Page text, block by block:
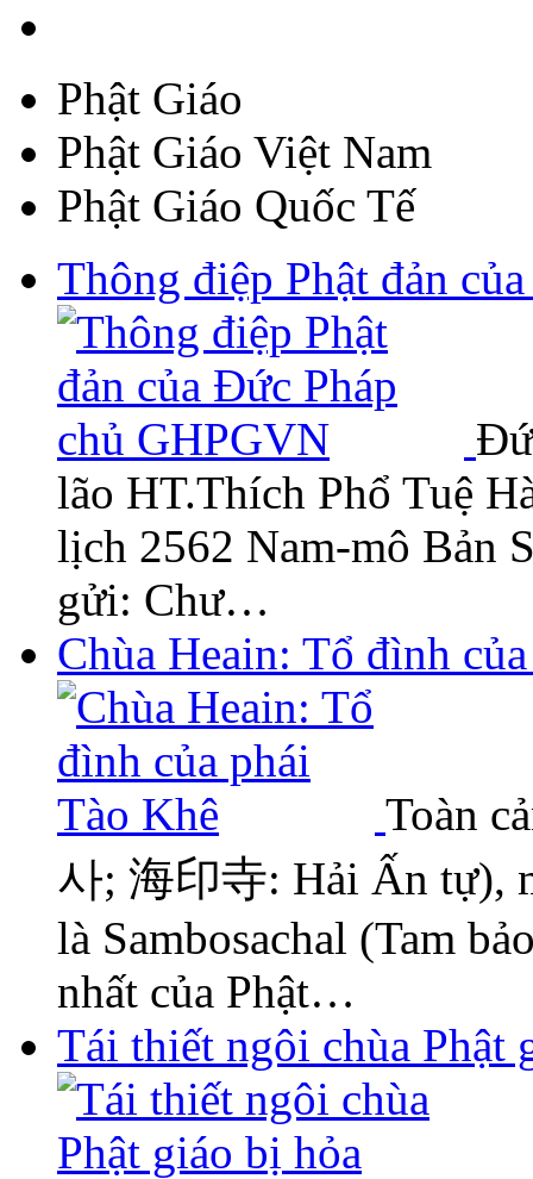
Phật Giáo
Phật Giáo Việt Nam
Phật Giáo Quốc Tế
Thông điệp Phật đản
lão HT.Thích Phổ Tuệ
lịch 2562 Nam-mô Bản
gửi: Chư…
Chùa Heain: Tổ đình
Toàn
사; 海印寺: Hải Ấn tự),
là Sambosachal (Tam
nhất của Phật…
Tái thiết ngôi chùa Phật